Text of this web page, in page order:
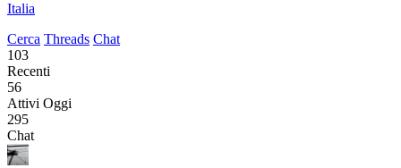
Italia
Cerca Threads Chat
103
Recenti
56
Attivi Oggi
295
Chat